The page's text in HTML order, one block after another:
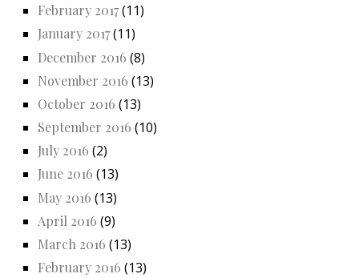
February 2017(11)
January 2017(11)
December 2016 (8)
November 2016 (13)
October 2016 (13)
September 2016 (10)
July 2016 (2)
June 2016 (13)
May 2016 (13)
April 2016 (9)
March 2016 (13)
February 2016 (13)